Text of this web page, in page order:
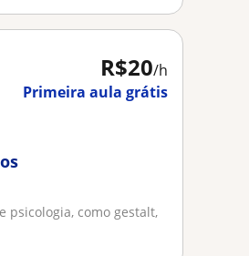
R$20/h
Primeira aula grátis
psicologia, como gestalt,